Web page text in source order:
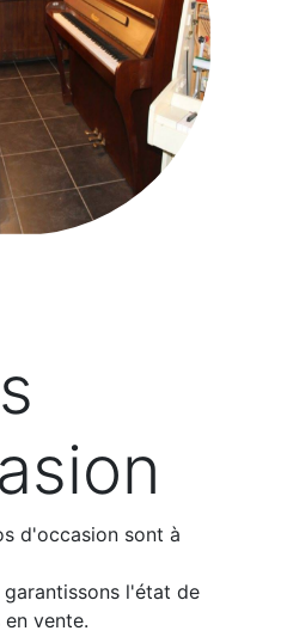
d'occasion sont à
l'état de
vente.